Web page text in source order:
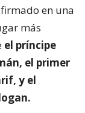
en una
más
el príncipe
el primer
y el